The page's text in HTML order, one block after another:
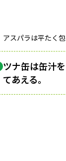
アスパラは平たく
ツナ缶は缶汁
てあえる。